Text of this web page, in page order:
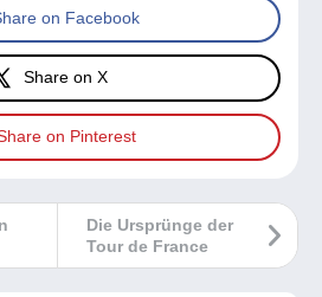
on Facebook
Share on X
on Pinterest
Die Ursprünge der
Tour de France